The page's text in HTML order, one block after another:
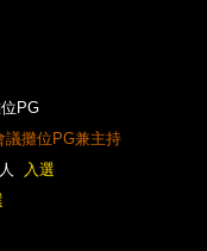
PG
議攤位PG兼主持
入選